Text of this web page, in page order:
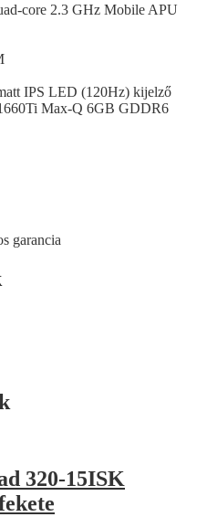
core 2.3 GHz Mobile APU
IPS LED (120Hz) kijelző
Max-Q 6GB GDDR6
garancia
320-15ISK